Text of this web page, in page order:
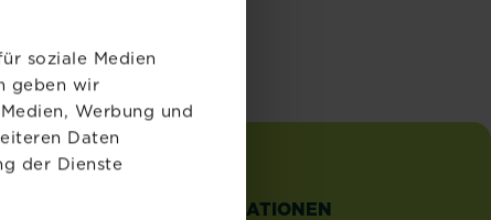
soziale Medien
geben wir
Werbung und
Daten
der Dienste
INFORMATIONEN